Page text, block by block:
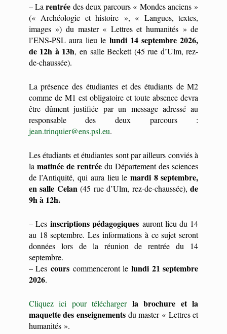
– Larentrée des deux parcours « Mondes anciens »
(« Archéologie et histoire », « Langues, textes,
images ») du master « Lettres et humanités » de
l’ENS-PSL aura lieu le lundi 14 septembre 2026,
de 12h à 13h, en salle Beckett (45 rue d’Ulm, rez-
de-chaussée).
La présence des étudiantes et des étudiants de M2
comme de M1 est obligatoire et toute absence devra
être dûment justifiée par un message adressé au
responsable des deux parcours :
jean.trinquier@ens.psl.eu.
Les étudiants et étudiantes sont par ailleurs conviés à
la matinée de rentrée du Département des sciences
de l’Antiquité, qui aura lieu le mardi 8 septembre,
en salle Celan(45 rue d’Ulm, rez-de-chaussée),de
9h à 12h.
– Lesinscriptions pédagogiques auront lieu du 14
au 18 septembre. Les informations à ce sujet seront
données lors de la réunion de rentrée du 14
septembre.
– Lescours commenceront le lundi 21 septembre
2026.
Cliquez ici pour télécharger la brochure et la
maquette des enseignements du master « Lettres et
humanités ».